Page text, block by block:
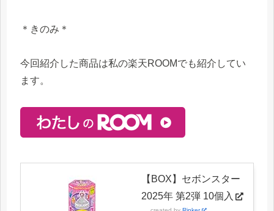
＊きのみ＊
今回紹介した商品は私の楽天ROOMでも紹介してい
ます。
【BOX】セボンスター
2025年 第2弾 10個入